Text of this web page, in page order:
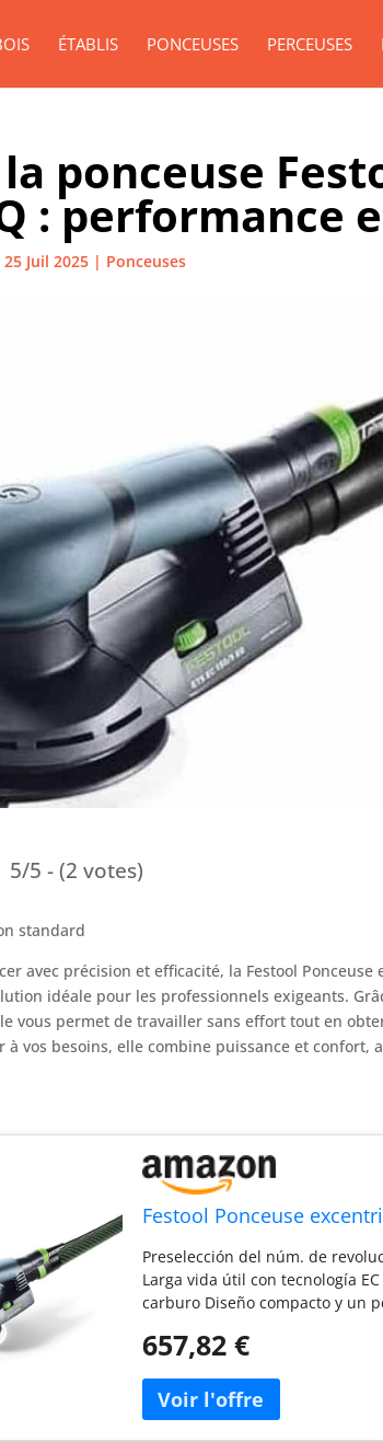
ÉTABLIS PONCEUSES PERCEUSES
ponceuse
: performance
25 Juil 2025 | Ponceuses
5/5 - (2 votes)
avec précision et efficacité, la Festool Ponceuse
idéale pour les professionnels exigeants.
vous permet de travailler sans effort tout en
à vos besoins, elle combine puissance et
Festool Ponceuse
Preselección del núm. de
Larga vida útil con tecnología
carburo Diseño compacto y un
trabajo gracias a la detección de
657,82 €